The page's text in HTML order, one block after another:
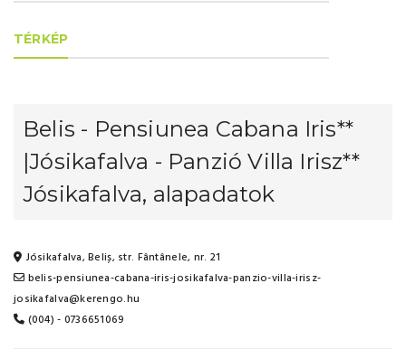
TÉRKÉP
Belis - Pensiunea Cabana Iris**
|Jósikafalva - Panzió Villa Irisz**
Jósikafalva, alapadatok
Jósikafalva, Beliș, str. Fântânele, nr. 21
belis-pensiunea-cabana-iris-josikafalva-panzio-villa-irisz-
josikafalva@kerengo.hu
(004) - 0736651069